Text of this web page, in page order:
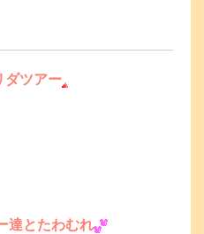
ダツアー
達とたわむれ